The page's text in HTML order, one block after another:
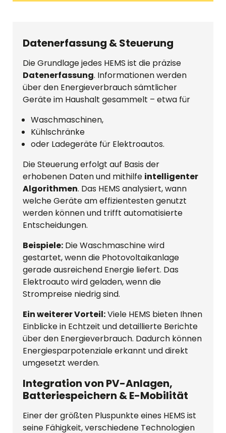
Datenerfassung & Steuerung
Die Grundlage jedes HEMS ist die präzise
Datenerfassung. Informationen werden
über den Energieverbrauch sämtlicher
Geräte im Haushalt gesammelt – etwa für
Waschmaschinen,
Kühlschränke
oder Ladegeräte für Elektroautos.
Die Steuerung erfolgt auf Basis der
erhobenen Daten und mithilfe intelligenter
Algorithmen. Das HEMS analysiert, wann
welche Geräte am effizientesten genutzt
werden können und trifft automatisierte
Entscheidungen.
Beispiele: Die Waschmaschine wird
gestartet, wenn die Photovoltaikanlage
gerade ausreichend Energie liefert. Das
Elektroauto wird geladen, wenn die
Strompreise niedrig sind.
Ein weiterer Vorteil:Viele HEMS bieten Ihnen
Einblicke in Echtzeit und detaillierte Berichte
über den Energieverbrauch. Dadurch können
Energiesparpotenziale erkannt und direkt
umgesetzt werden.
Integration von PV-Anlagen,
Batteriespeichern & E-Mobilität
Einer der größten Pluspunkte eines HEMS ist
seine Fähigkeit, verschiedene Technologien